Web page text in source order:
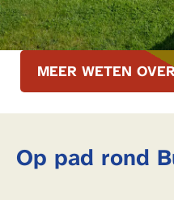
MEER WETEN
Op pad rond